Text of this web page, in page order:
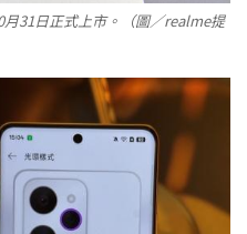
31日正式上市。（圖／realme提